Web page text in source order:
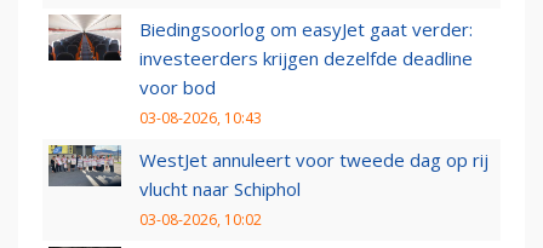
Biedingsoorlog om easyJet gaat verder:
investeerders krijgen dezelfde deadline
voor bod
03-08-2026, 10:43
WestJet annuleert voor tweede dag op rij
vlucht naar Schiphol
03-08-2026, 10:02